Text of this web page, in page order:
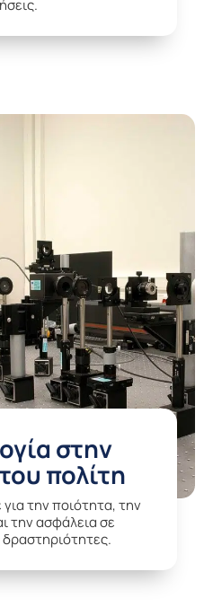
στην
πολίτη
την ποιότητα, την
την ασφάλεια σε